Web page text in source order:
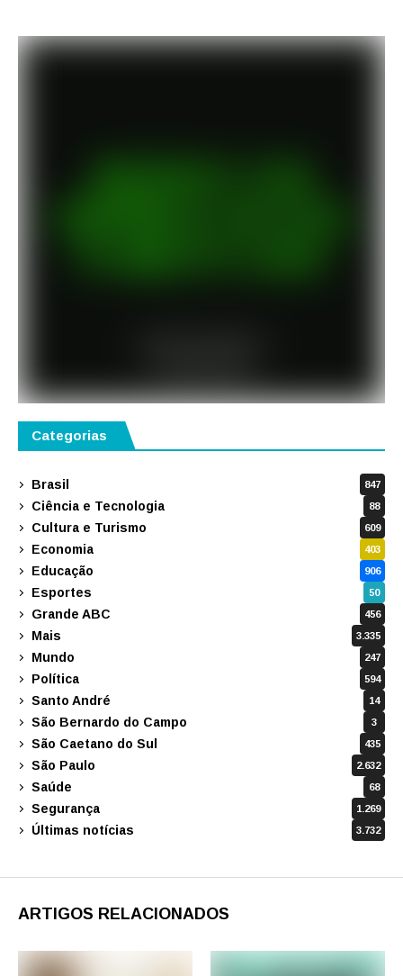
Categorias
Brasil 847
Ciência e Tecnologia 88
Cultura e Turismo 609
Economia 403
Educação 906
Esportes 50
Grande ABC 456
Mais 3.335
Mundo 247
Política 594
Santo André 14
São Bernardo do Campo 3
São Caetano do Sul 435
São Paulo 2.632
Saúde 68
Segurança 1.269
Últimas notícias 3.732
ARTIGOS RELACIONADOS